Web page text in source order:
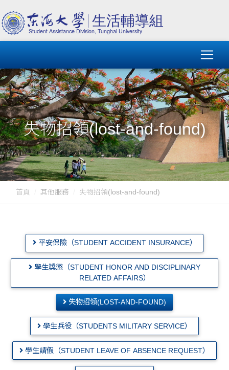
失物招領(lost-and-found)
首頁 其他服務 失物招領(lost-and-found)
平安保險（STUDENT ACCIDENT INSURANCE）
學生獎懲（STUDENT HONOR AND DISCIPLINARY
RELATED AFFAIRS）
失物招領(LOST-AND-FOUND)
學生兵役（STUDENTS MILITARY SERVICE）
學生請假（STUDENT LEAVE OF ABSENCE REQUEST）